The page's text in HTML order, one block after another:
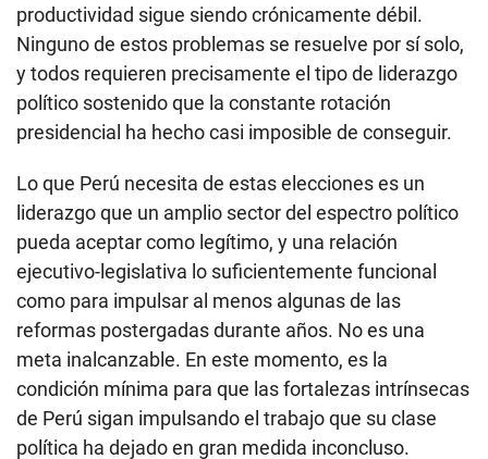
productividad sigue siendo crónicamente débil.
Ninguno de estos problemas se resuelve por sí solo,
y todos requieren precisamente el tipo de liderazgo
político sostenido que la constante rotación
presidencial ha hecho casi imposible de conseguir.
Lo que Perú necesita de estas elecciones es un
liderazgo que un amplio sector del espectro político
pueda aceptar como legítimo, y una relación
ejecutivo-legislativa lo suficientemente funcional
como para impulsar al menos algunas de las
reformas postergadas durante años. No es una
meta inalcanzable. En este momento, es la
condición mínima para que las fortalezas intrínsecas
de Perú sigan impulsando el trabajo que su clase
política ha dejado en gran medida inconcluso.